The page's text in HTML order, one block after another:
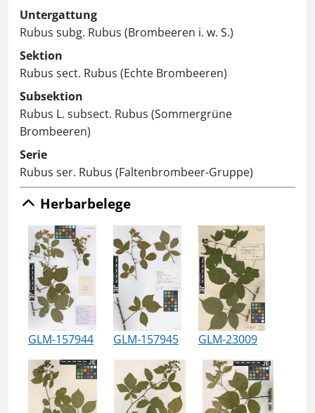
Untergattung
Rubus subg. Rubus (Brombeeren i. w. S.)
Sektion
Rubus sect. Rubus (Echte Brombeeren)
Subsektion
Rubus L. subsect. Rubus (Sommergrüne
Brombeeren)
Serie
Rubus ser. Rubus (Faltenbrombeer-Gruppe)
Herbarbelege
GLM-157944 GLM-157945 GLM-23009